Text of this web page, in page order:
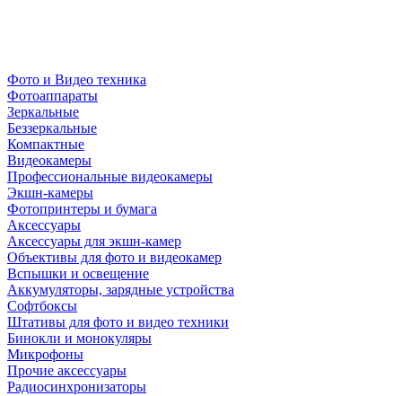
Фото и Видео техника
Фотоаппараты
Зеркальные
Беззеркальные
Компактные
Видеокамеры
Профессиональные видеокамеры
Экшн-камеры
Фотопринтеры и бумага
Аксессуары
Аксессуары для экшн-камер
Объективы для фото и видеокамер
Вспышки и освещение
Аккумуляторы, зарядные устройства
Софтбоксы
Штативы для фото и видео техники
Бинокли и монокуляры
Микрофоны
Прочие аксессуары
Радиосинхронизаторы